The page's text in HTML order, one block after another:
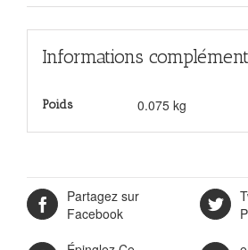
Informations
Poids 0.075 kg
Partagez sur
Facebook